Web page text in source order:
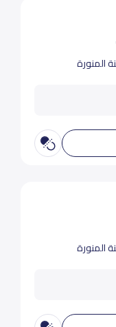
المنورة
المنورة